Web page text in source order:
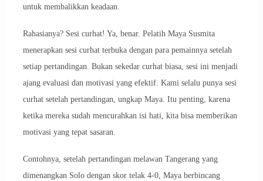
untuk membalikkan keadaan.
Rahasianya? Sesi curhat! Ya, benar. Pelatih Maya Susmita
menerapkan sesi curhat terbuka dengan para pemainnya setelah
setiap pertandingan. Bukan sekedar curhat biasa, sesi ini menjadi
ajang evaluasi dan motivasi yang efektif. Kami selalu punya sesi
curhat setelah pertandingan, ungkap Maya. Itu penting, karena
ketika mereka sudah mencurahkan isi hati, kita bisa memberikan
motivasi yang tepat sasaran.
Contohnya, setelah pertandingan melawan Tangerang yang
dimenangkan Solo dengan skor telak 4-0, Maya berbincang